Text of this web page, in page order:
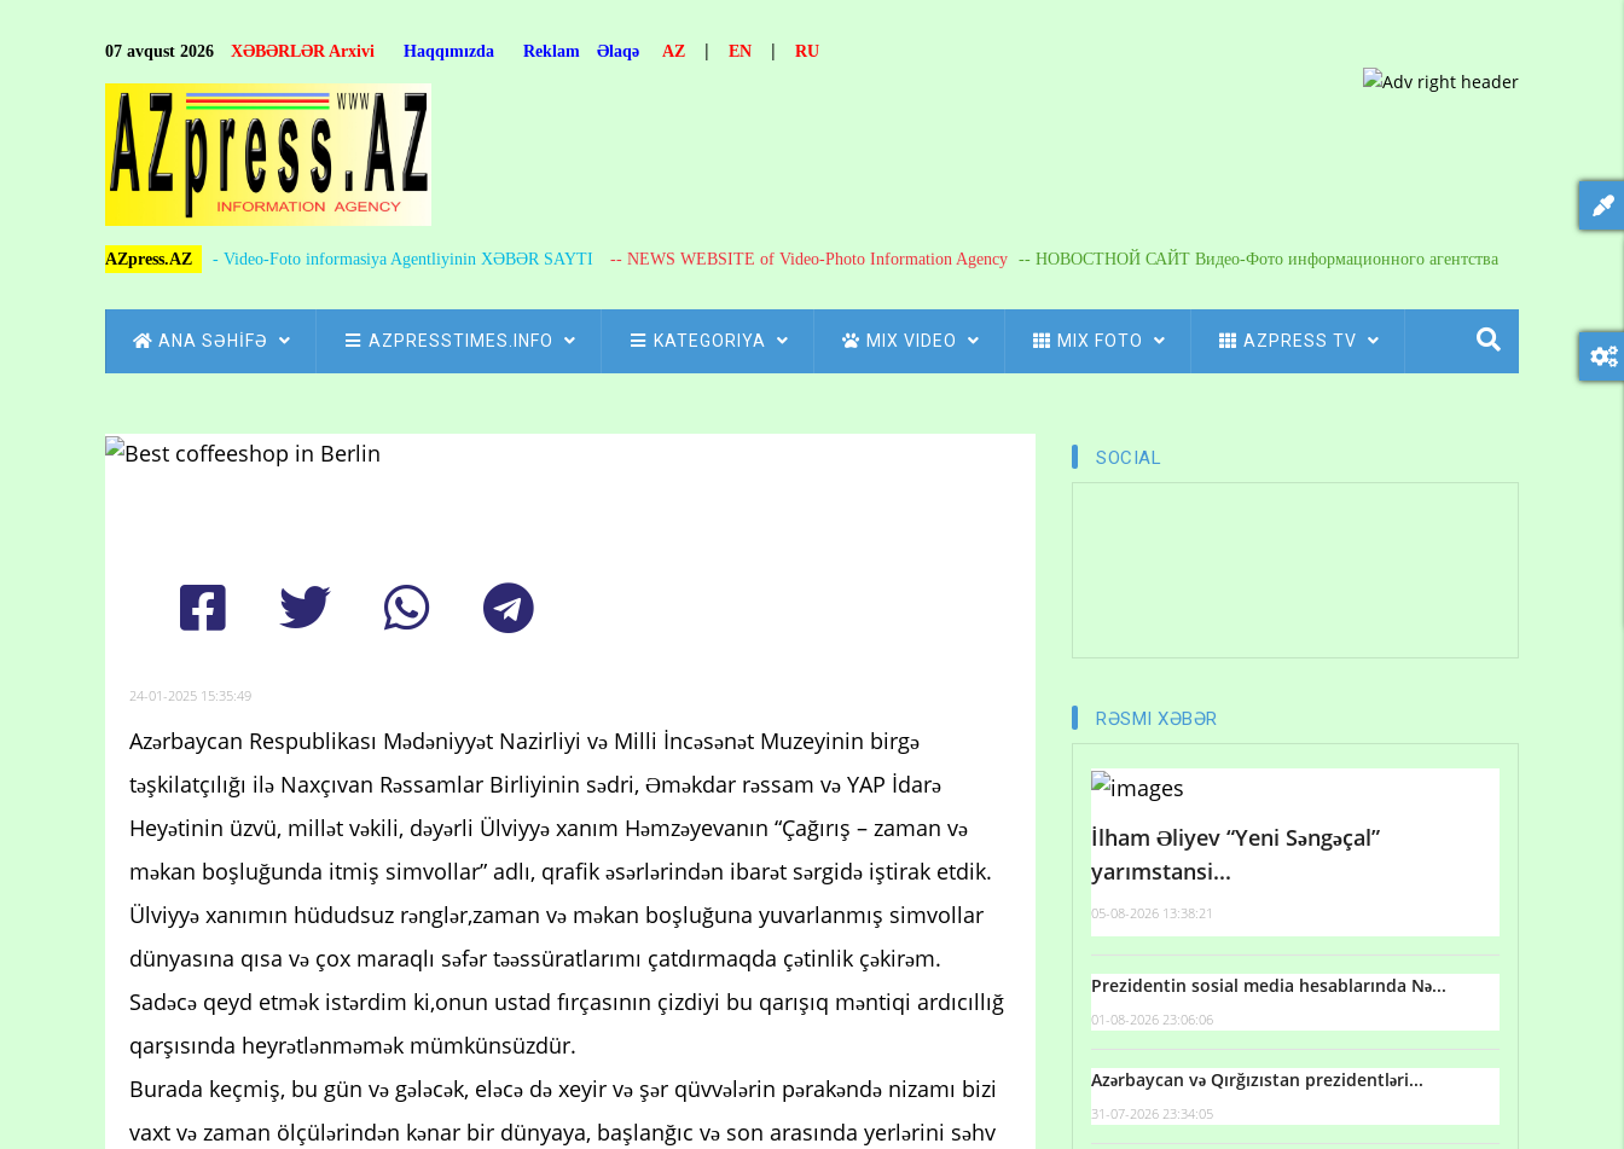
07 avqust 2026 XƏBƏRLƏR Arxivi Haqqımızda Reklam Əlaqə AZ | EN | RU
AZpress.AZ - Video-Foto informasiya Agentliyinin XƏBƏR SAYTI -- NEWS WEBSITE of Video-Photo Information Agency -- НОВОСТНОЙ САЙТ Видео-Фото информационного агентства
MAIN
NAVIGATION
ANA SƏHİFƏ AZPRESSTIMES.INFO KATEGORIYA MIX VIDEO MIX FOTO AZPRESS TV
Breadcrumb
24-01-2025 15:35:49
Azərbaycan Respublikası Mədəniyyət Nazirliyi və Milli İncəsənət Muzeyinin birgə
təşkilatçılığı ilə Naxçıvan Rəssamlar Birliyinin sədri, Əməkdar rəssam və YAP İdarə
Heyətinin üzvü, millət vəkili, dəyərli Ülviyyə xanım Həmzəyevanın “Çağırış – zaman və
məkan boşluğunda itmiş simvollar” adlı, qrafik əsərlərindən ibarət sərgidə iştirak etdik.
Ülviyyə xanımın hüdudsuz rənglər,zaman və məkan boşluğuna yuvarlanmış simvollar
dünyasına qısa və çox maraqlı səfər təəssüratlarımı çatdırmaqda çətinlik çəkirəm.
Sadəcə qeyd etmək istərdim ki,onun ustad fırçasının çizdiyi bu qarışıq məntiqi ardıcıllığ
qarşısında heyrətlənməmək mümkünsüzdür.
Burada keçmiş, bu gün və gələcək, eləcə də xeyir və şər qüvvələrin pərakəndə nizamı bizi
vaxt və zaman ölçülərindən kənar bir dünyaya, başlanğıc və son arasında yerlərini səhv
SOCIAL
RƏSMI XƏBƏR
İlham Əliyev “Yeni Səngəçal”
yarımstansi...
05-08-2026 13:38:21
Prezidentin sosial media hesablarında Nə...
01-08-2026 23:06:06
Azərbaycan və Qırğızıstan prezidentləri...
31-07-2026 23:34:05